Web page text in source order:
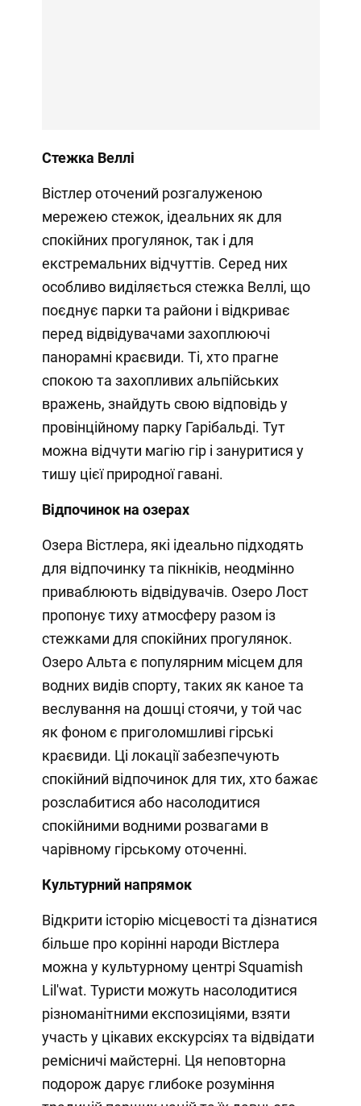
Стежка Веллі
Вістлер оточений розгалуженою
мережею стежок, ідеальних як для
спокійних прогулянок, так і для
екстремальних відчуттів. Серед них
особливо виділяється стежка Веллі, що
поєднує парки та райони і відкриває
перед відвідувачами захоплюючі
панорамні краєвиди. Ті, хто прагне
спокою та захопливих альпійських
вражень, знайдуть свою відповідь у
провінційному парку Гарібальді. Тут
можна відчути магію гір і зануритися у
тишу цієї природної гавані.
Відпочинок на озерах
Озера Вістлера, які ідеально підходять
для відпочинку та пікніків, неодмінно
приваблюють відвідувачів. Озеро Лост
пропонує тиху атмосферу разом із
стежками для спокійних прогулянок.
Озеро Альта є популярним місцем для
водних видів спорту, таких як каное та
веслування на дошці стоячи, у той час
як фоном є приголомшливі гірські
краєвиди. Ці локації забезпечують
спокійний відпочинок для тих, хто бажає
розслабитися або насолодитися
спокійними водними розвагами в
чарівному гірському оточенні.
Культурний напрямок
Відкрити історію місцевості та дізнатися
більше про корінні народи Вістлера
можна у культурному центрі Squamish
Lil'wat. Туристи можуть насолодитися
різноманітними експозиціями, взяти
участь у цікавих екскурсіях та відвідати
ремісничі майстерні. Ця неповторна
подорож дарує глибоке розуміння